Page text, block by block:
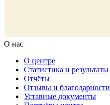
О нас
О центре
Статистика и результаты
Отчёты
Отзывы и благодарности
Уставные документы